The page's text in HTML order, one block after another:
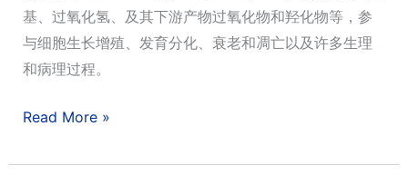
基、过氧化氢、及其下游产物过氧化物和羟化物等，参
与细胞生长增殖、发育分化、衰老和凋亡以及许多生理
和病理过程。
meilunbio®
性
Read More »